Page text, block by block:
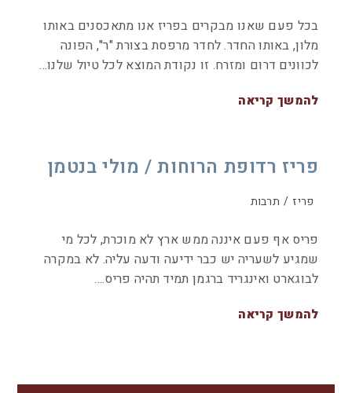
בכל פעם שאנו מבקרים בפריז אנו מתאכסנים באותו
מלון, באותו החדר. לחדר מרפסת בצורת "ר", הפונה
לכוונים דרום ומזרח. זו נקודת המוצא לכל טיול שלנו…
להמשך קריאה
פריז רדופת הרוחות / מולי בנטמן
פריז / תרבות
פריס אף פעם איננה ממש ארץ לא מוכרת, לכל מי
שמגיע לשעריה יש כבר ידיעה ודעה עליה. לא במקרה
לבוגארט ואינגריד ברגמן תמיד תהיה פריס.…
להמשך קריאה